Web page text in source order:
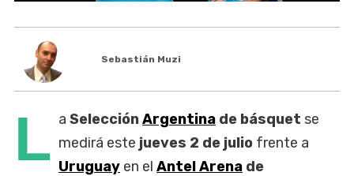
Sebastián Muzi
L a SelecciónArgentina de básquet se
medirá este jueves 2 de julio frente a
Uruguay en el Antel Arena de